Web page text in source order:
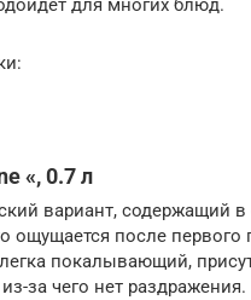
для многих блюд.
«, 0.7 л
вариант, содержащий
ощущается после первого
покалывающий,
из-за чего нет